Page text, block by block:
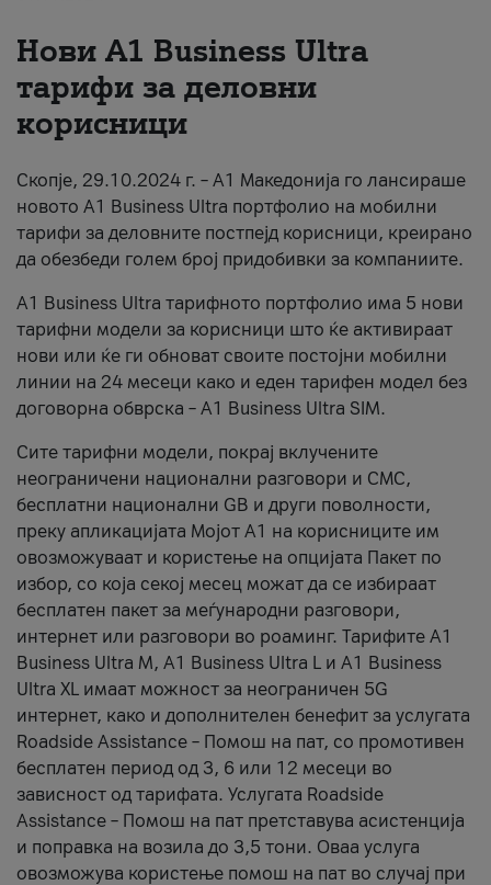
За нас
#ПодобарОнлајн
Нови А1 Business Ultra
тарифи за деловни
корисници
Скопје, 29.10.2024 г. – А1 Македонија го лансираше
новото А1 Business Ultra портфолио на мобилни
тарифи за деловните постпејд корисници, креирано
да обезбеди голем број придобивки за компаниите.
A1 Business Ultra тарифното портфолио има 5 нови
тарифни модели за корисници што ќе активираат
нови или ќе ги обноват своите постојни мобилни
линии на 24 месеци како и еден тарифен модел без
договорна обврска – A1 Business Ultra SIM.
Сите тарифни модели, покрај вклучените
неограничени национални разговори и СМС,
бесплатни национални GB и други поволности,
преку апликацијата Мојот А1 на корисниците им
овозможуваат и користење на опцијата Пакет по
избор, со која секој месец можат да се избираат
бесплатен пакет за меѓународни разговори,
интернет или разговори во роаминг. Тарифите A1
Business Ultra M, A1 Business Ultra L и A1 Business
Ultra XL имаат можност за неограничен 5G
интернет, како и дополнителен бенефит за услугата
Roadside Assistance – Помош на пат, со промотивен
бесплатен период од 3, 6 или 12 месеци во
зависност од тарифата. Услугата Roadside
Assistance – Помош на пат претставува асистенција
и поправка на возила до 3,5 тони. Оваа услуга
овозможува користење помош на пат во случај при